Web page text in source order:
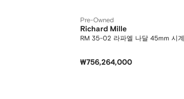
Pre-Owned
Richard Mille
RM 35-02 라파엘 나달 45mm 시계
₩756,264,000